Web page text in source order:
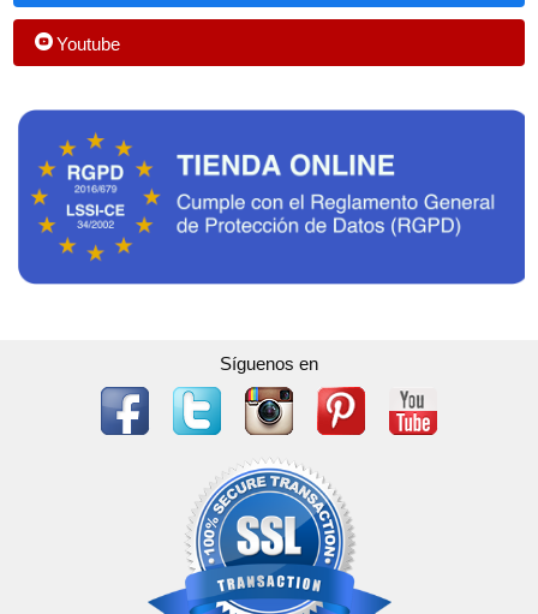
Youtube
Síguenos en